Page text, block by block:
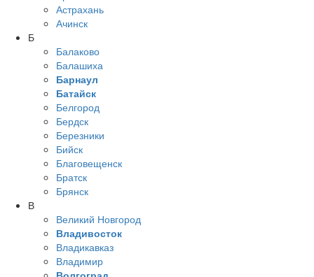
Астрахань
Ачинск
Б
Балаково
Балашиха
Барнаул
Батайск
Белгород
Бердск
Березники
Бийск
Благовещенск
Братск
Брянск
В
Великий Новгород
Владивосток
Владикавказ
Владимир